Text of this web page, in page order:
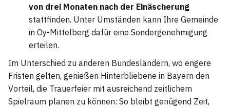
von drei Monaten nach der Einäscherung
stattfinden. Unter Umständen kann Ihre Gemeinde
in Oy-Mittelberg dafür eine Sondergenehmigung
erteilen.
Im Unterschied zu anderen Bundesländern, wo engere
Fristen gelten, genießen Hinterbliebene in Bayern den
Vorteil, die Trauerfeier mit ausreichend zeitlichem
Spielraum planen zu können: So bleibt genügend Zeit,